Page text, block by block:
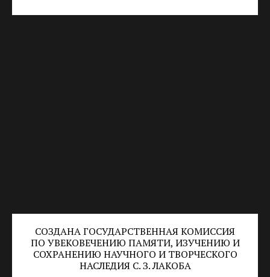
СОЗДАНА ГОСУДАРСТВЕННАЯ КОМИССИЯ
ПО УВЕКОВЕЧЕНИЮ ПАМЯТИ, ИЗУЧЕНИЮ И
СОХРАНЕНИЮ НАУЧНОГО И ТВОРЧЕСКОГО
НАСЛЕДИЯ С. З. ЛАКОБА